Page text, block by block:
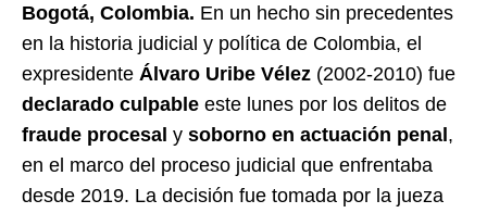
Bogotá, Colombia. En un hecho sin precedentes
en la historia judicial y política de Colombia, el
expresidente Álvaro Uribe Vélez (2002-2010) fue
declarado culpable este lunes por los delitos de
fraude procesal y soborno en actuación penal,
en el marco del proceso judicial que enfrentaba
desde 2019. La decisión fue tomada por la jueza